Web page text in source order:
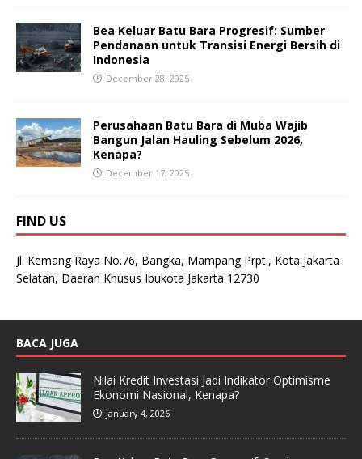
Bea Keluar Batu Bara Progresif: Sumber
Pendanaan untuk Transisi Energi Bersih di
Indonesia
December 28, 2025
Perusahaan Batu Bara di Muba Wajib
Bangun Jalan Hauling Sebelum 2026,
Kenapa?
December 17, 2025
FIND US
Jl. Kemang Raya No.76, Bangka, Mampang Prpt., Kota Jakarta
Selatan, Daerah Khusus Ibukota Jakarta 12730
BACA JUGA
Nilai Kredit Investasi Jadi Indikator Optimisme
Ekonomi Nasional, Kenapa?
January 4, 2026